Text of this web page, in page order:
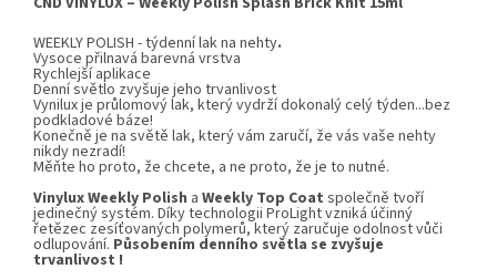
WEEKLY POLISH - týdenní lak na nehty.
Vysoce přilnavá barevná vrstva
Rychlejší aplikace
Denní světlo zvyšuje jeho trvanlivost
Vyniluxje průlomový lak, který vydrží dokonalý celý týden...bez
podkladové báze!
Konečně je na světě lak, který vám zaručí, že vás vaše nehty
nikdy nezradí!
Měňte ho proto, že chcete, a ne proto, že je to nutné.
VinyluxWeekly Polish a Weekly Top Coat společně tvoří
jedinečný systém. Díky technologii ProLight vzniká účinný
řetězec zesíťovaných polymerů, který zaručuje odolnost vůči
odlupování. Působením denního světla se zvyšuje
trvanlivost !